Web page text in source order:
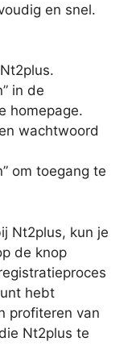
en snel.
in de
homepage.
wachtwoord
om toegang te
Nt2plus, kun je
de knop
hebt
profiteren van
Nt2plus te